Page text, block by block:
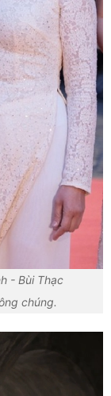
- Bùi Thạc
chúng.